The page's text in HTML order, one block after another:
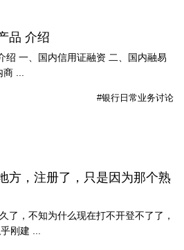
品 介绍
绍 一、国内信用证融资 二、国内融易
...
#银行日常业务讨论
方，注册了，只是因为那个熟
了，不知为什么现在打不开登不了了，
刚建 ...